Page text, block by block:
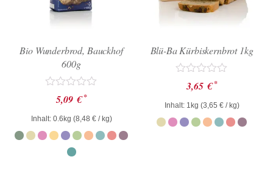
Bio Wunderbrod, Bauckhof
600g
Bewertet
mit
0
von
5
5,09 € *
Inhalt: 0.6kg (8,48 €/ kg)
Blü-Ba Kürbiskernbrot 1kg
Bewertet
mit
0
von
5
3,65 € *
Inhalt: 1kg (3,65 €/ kg)